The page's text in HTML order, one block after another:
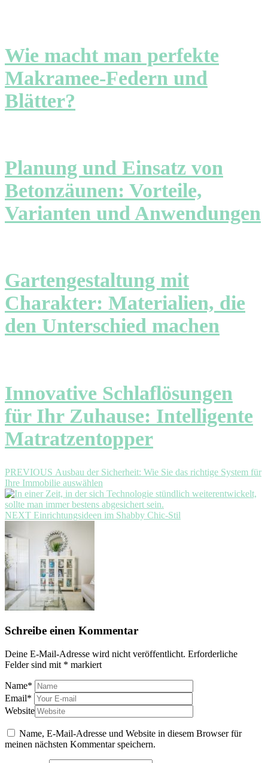
Wie macht man perfekte
Makramee-Federn und
Blätter?
Planung und Einsatz von
Betonzäunen: Vorteile,
Varianten und Anwendungen
Gartengestaltung mit
Charakter: Materialien, die
den Unterschied machen
Innovative Schlaflösungen
für Ihr Zuhause: Intelligente
Matratzentopper
Beitragsnavigation
PREVIOUS Previous
post:
Ausbau der Sicherheit: Wie Sie das richtige System für
Ihre Immobilie auswählen
NEXT Next
Einrichtungsideen im Shabby Chic-Stil
Schreibe einen Kommentar
Deine E-Mail-Adresse wird nicht veröffentlicht. Erforderliche
Felder sind mit * markiert
Name*
Email*
Website
Name, E-Mail-Adresse und Website in diesem Browser für
meinen nächsten Kommentar speichern.